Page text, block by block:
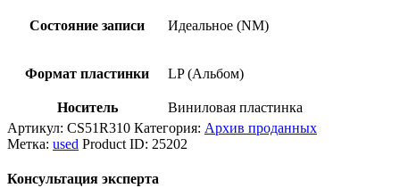
Состояние записи Идеальное (NM)
Формат пластинки LP (Альбом)
Носитель
Виниловая пластинка
Артикул: CS51R310 Категория: Архив проданных
Метка: used Product ID: 25202
Консультация эксперта